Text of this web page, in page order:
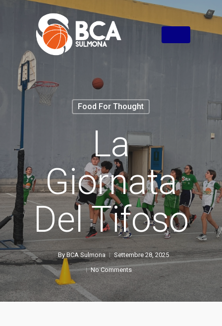
Food For Thought
La
Giornata
Del Tifoso
ByBCA Sulmona
Settembre 28, 2025
No Comments